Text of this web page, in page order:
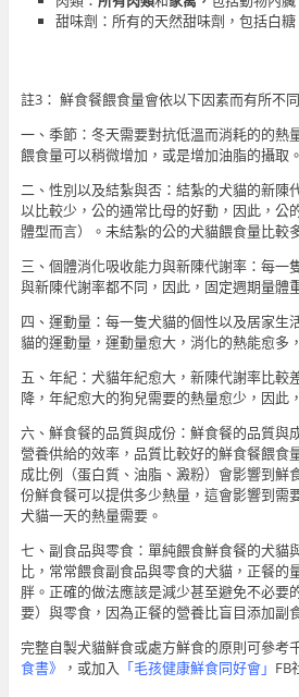
甜味劑：所有的天然甜味劑，包括白
註3： 鮮食餐餵食量會依以下因素而有所不同
一、季節：冬天需要對抗低溫而消耗的的熱
餵食量可以稍微增加，或是增加油脂的攝取。
二、性別以及結紮與否：結紮的犬貓的新陳
以比較少，公的通常比母的好動，因此，公
體型而言）。未結紮的公的犬貓餵食量比較
三、個體消化吸收能力與新陳代謝率：每一
與新陳代謝率都不同，因此，固定週期量體
四、運動量：每一隻犬貓的個性以及居家生
貓的運動量，運動量愈大，消化的熱能愈多
五、年紀：犬貓年紀愈大，新陳代謝率比較
降，年紀愈大的狗兒需要的熱量愈少，因此
六、鮮食餐的品質與成份：鮮食餐的品質與
營養供給的效率，品質比較好的鮮食餐餵食
成比例（蛋白質、油脂、澱粉）會影響到鮮
份鮮食餐可以提供多少熱量，這會影響到需
犬貓一天的熱量需要。
七、副食品與零食：單純餵食鮮食餐的犬貓
比，常常餵食副食品與零食的犬貓，正餐的
胖。正確的做法應該是減少甚至避免不必要
要）與零食，因為正餐的營養比盲目添加副
完整自製犬貓鮮食或處方鮮食的原則可參考
食書》
，或加入 「毛孩健康鮮食同好會」 FB